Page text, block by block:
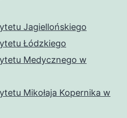
Jagiellońskiego
Łódzkiego
Medycznego w
Mikołaja Kopernika w